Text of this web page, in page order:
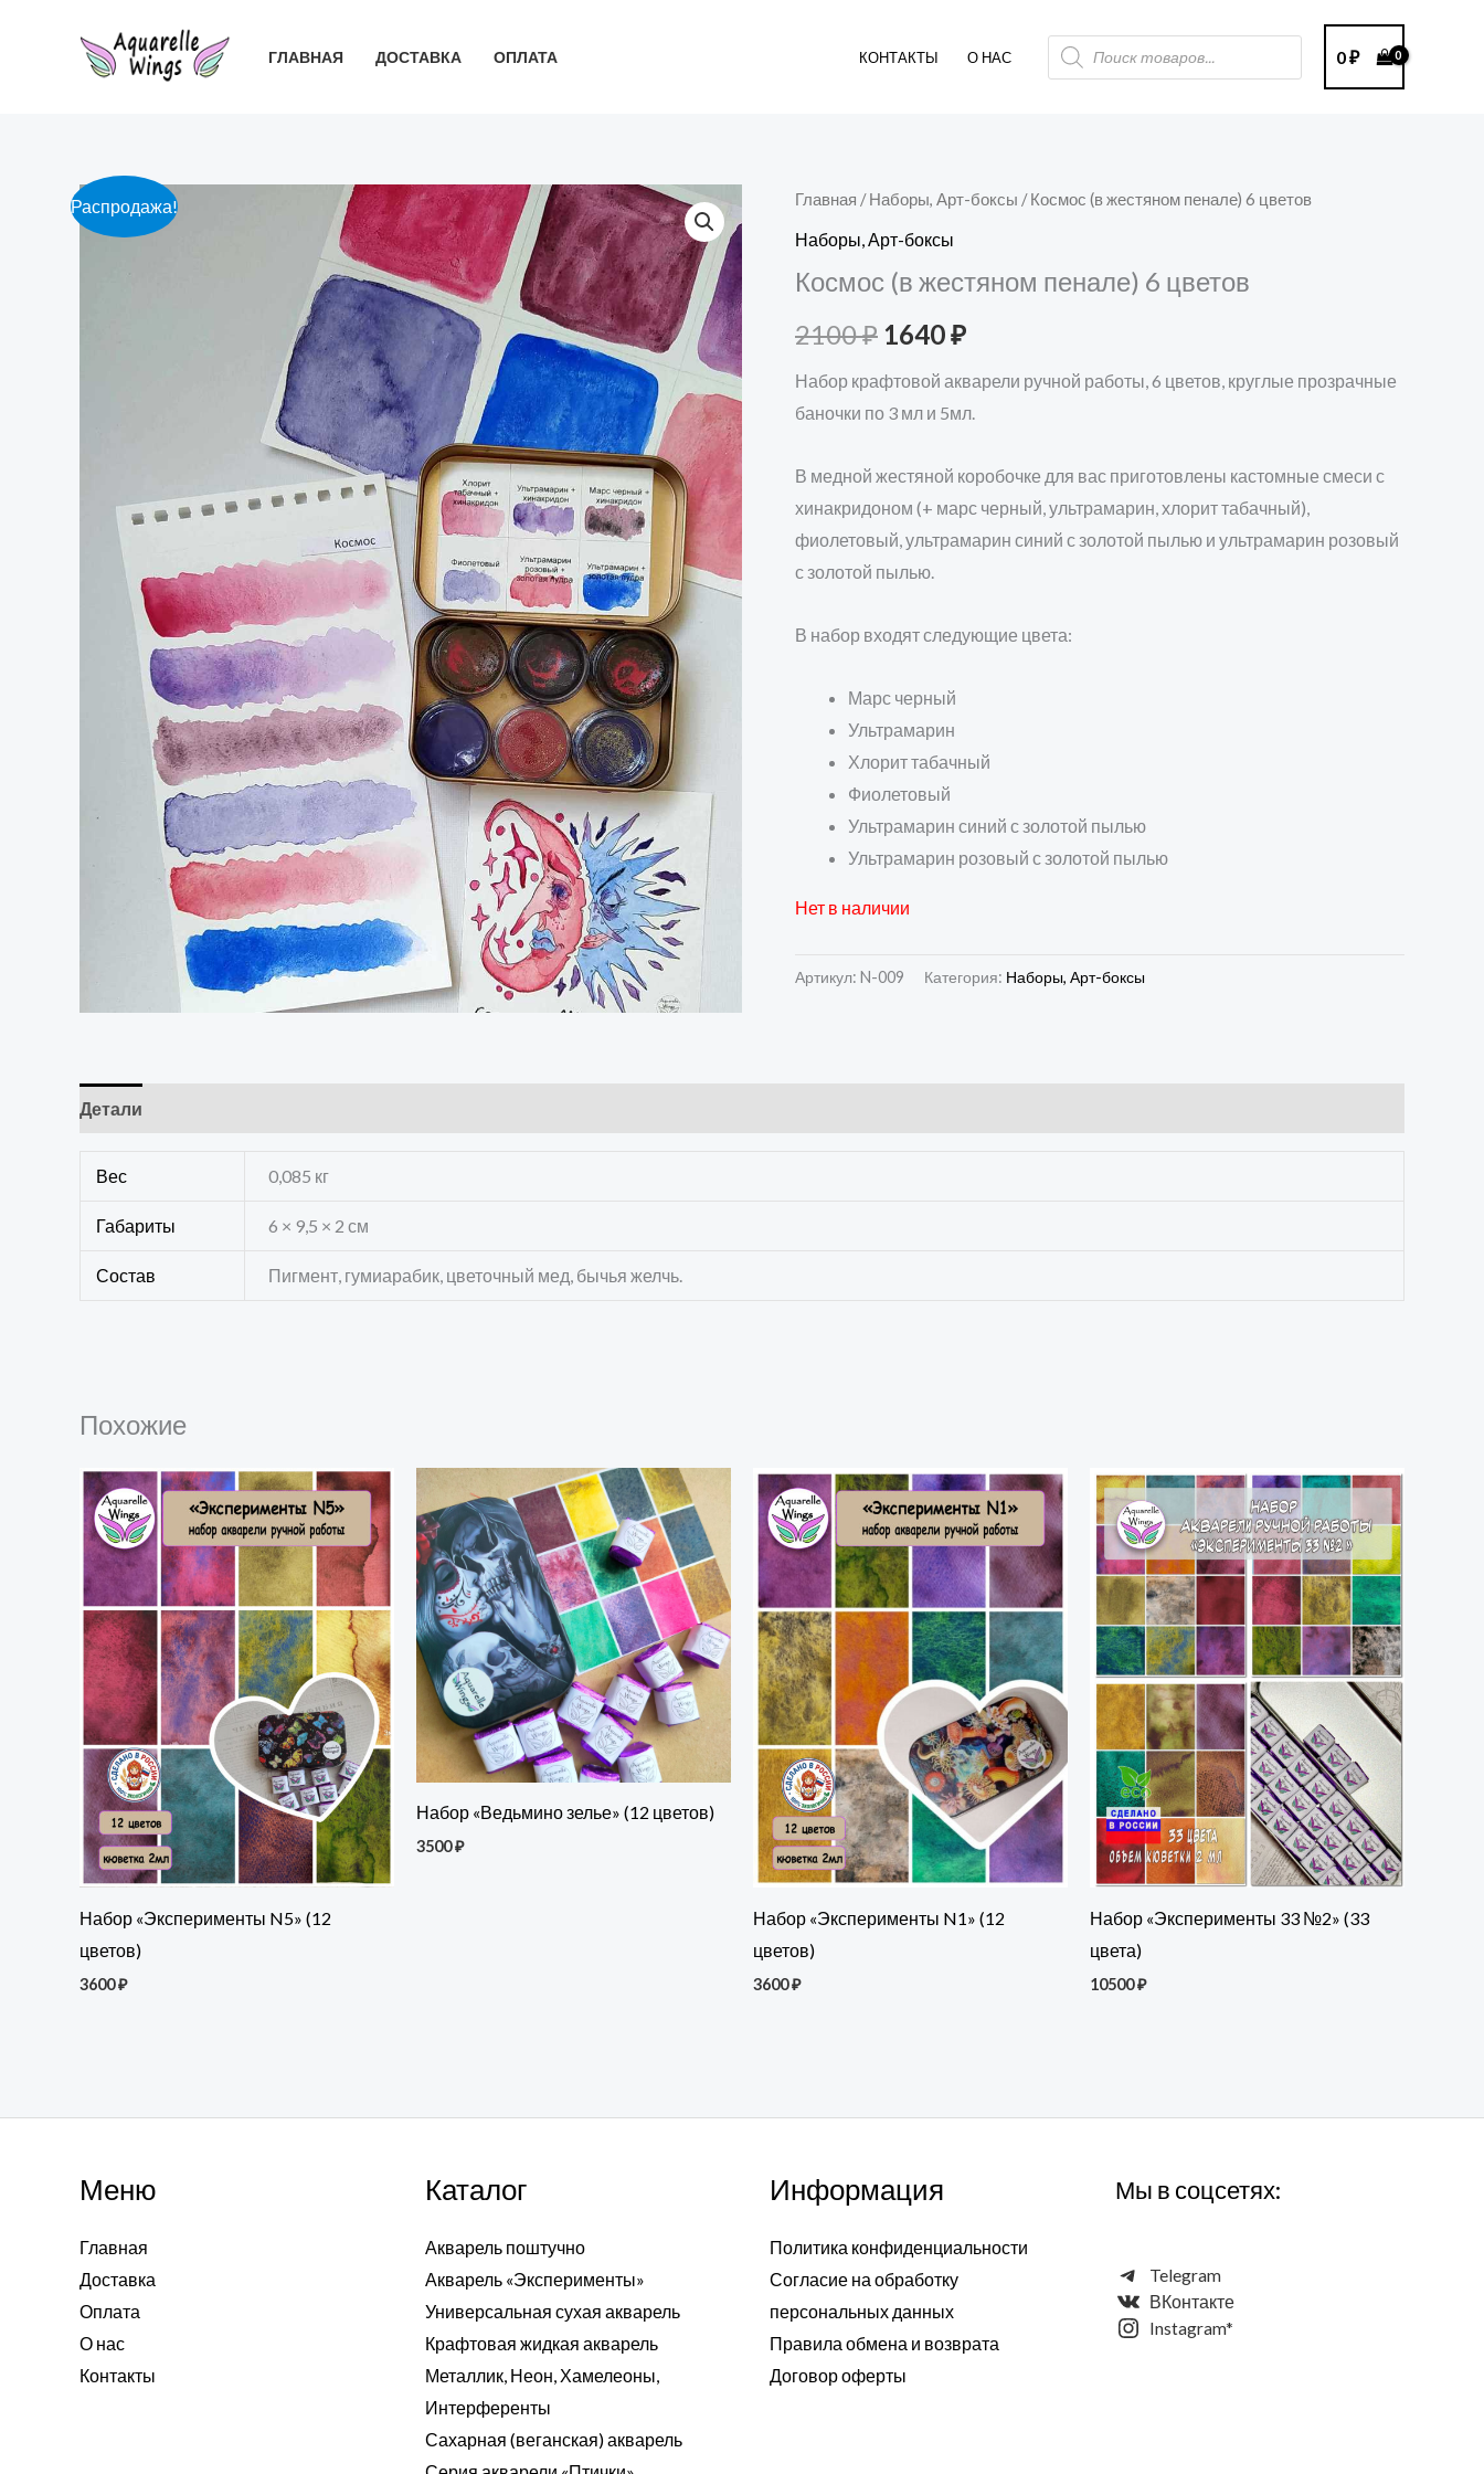
содержимому
ГЛАВНАЯ ДОСТАВКА ОПЛАТА КОНТАКТЫ О НАС
Поиск
товаров
0₽
Распродажа! Главная /Наборы, Арт-боксы / Космос (в жестяном пенале) 6 цветов
Наборы, Арт-боксы
Космос (в жестяном пенале) 6 цветов
2100₽
Первоначальная
цена
составляла
2100 ₽.
1640₽
Текущая
Набор крафтовой акварели ручной работы, 6 цветов, круглые прозрачные
баночки по 3 мл и 5мл.
В медной жестяной коробочке для вас приготовлены кастомные смеси с
хинакридоном (+ марс черный, ультрамарин, хлорит табачный),
фиолетовый, ультрамарин синий с золотой пылью и ультрамарин розовый
с золотой пылью.
В набор входят следующие цвета:
Марс черный
Ультрамарин
Хлорит табачный
Фиолетовый
Ультрамарин синий с золотой пылью
Ультрамарин розовый с золотой пылью
Нет в наличии
Артикул: N-009 Категория: Наборы, Арт-боксы
Детали
Вес 0,085 кг
Габариты 6 × 9,5 × 2 см
Состав Пигмент, гумиарабик, цветочный мед, бычья желчь.
Похожие
Набор «Эксперименты N5» (12
цветов)
3600₽
Набор «Ведьмино зелье» (12 цветов)
3500₽
Набор «Эксперименты N1» (12
цветов)
3600₽
Набор «Эксперименты 33 №2» (33
цвета)
10500₽
Меню
Главная
Доставка
Оплата
О нас
Контакты
Каталог
Акварель поштучно
Акварель «Эксперименты»
Универсальная сухая акварель
Крафтовая жидкая акварель
Металлик, Неон, Хамелеоны,
Интерференты
Сахарная (веганская) акварель
Информация
Политика конфиденциальности
Согласие на обработку
персональных данных
Правила обмена и возврата
Договор оферты
Мы в соцсетях:
Telegram
ВКонтакте
Instagram*